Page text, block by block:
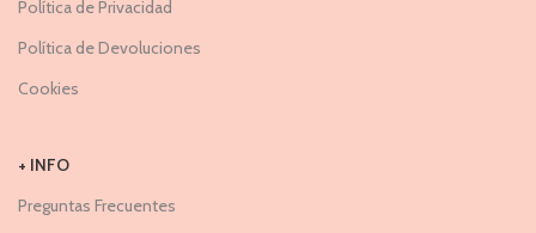
Política de Privacidad
Política de Devoluciones
Cookies
+ INFO
Preguntas Frecuentes